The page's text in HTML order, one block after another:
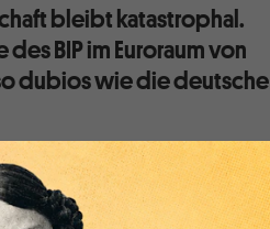
bleibt katastrophal.
BIP im Euroraum von
dubios wie die deutsche
insgesamt praktisch
verzeichnet eine ganz leichte
Die unbestreitbare